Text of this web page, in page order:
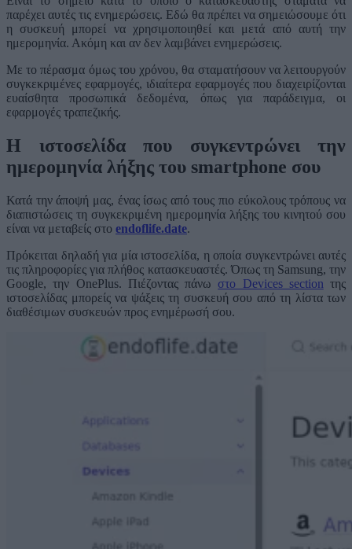
παρέχει αυτές τις ενημερώσεις. Εδώ θα πρέπει να σημειώσουμε ότι
η συσκευή μπορεί να χρησιμοποιηθεί και μετά από αυτή την
ημερομηνία. Ακόμη και αν δεν λαμβάνει ενημερώσεις.
Με το πέρασμα όμως του χρόνου, θα σταματήσουν να λειτουργούν
συγκεκριμένες εφαρμογές, ιδιαίτερα εφαρμογές που διαχειρίζονται
ευαίσθητα προσωπικά δεδομένα, όπως για παράδειγμα, οι
εφαρμογές τραπεζικής.
Η ιστοσελίδα που συγκεντρώνει την
ημερομηνία λήξης του smartphone σου
Κατά την άποψή μας, ένας ίσως από τους πιο εύκολους τρόπους να
διαπιστώσεις τη συγκεκριμένη ημερομηνία λήξης του κινητού σου
είναι να μεταβείς στο endoflife.date.
Πρόκειται δηλαδή για μία ιστοσελίδα, η οποία συγκεντρώνει αυτές
τις πληροφορίες για πλήθος κατασκευαστές. Όπως τη Samsung, την
Google, την OnePlus. Πιέζοντας πάνω στο Devices section της
ιστοσελίδας μπορείς να ψάξεις τη συσκευή σου από τη λίστα των
διαθέσιμων συσκευών προς ενημέρωσή σου.